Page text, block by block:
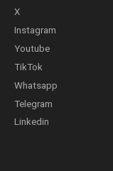
X
Instagram
Youtube
TikTok
Whatsapp
Telegram
Linkedin